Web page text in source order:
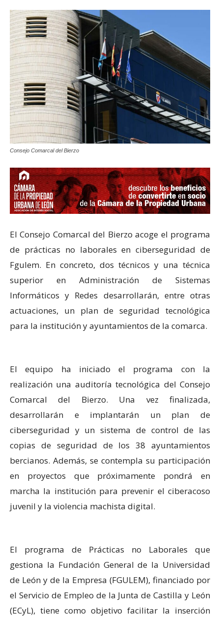
Consejo Comarcal del Bierzo
El Consejo Comarcal del Bierzo acoge el programa
de prácticas no laborales en ciberseguridad de
Fgulem. En concreto, dos técnicos y una técnica
superior en Administración de Sistemas
Informáticos y Redes desarrollarán, entre otras
actuaciones, un plan de seguridad tecnológica
para la institución y ayuntamientos de la comarca.
El equipo ha iniciado el programa con la
realización una auditoría tecnológica del Consejo
Comarcal del Bierzo. Una vez finalizada,
desarrollarán e implantarán un plan de
ciberseguridad y un sistema de control de las
copias de seguridad de los 38 ayuntamientos
bercianos. Además, se contempla su participación
en proyectos que próximamente pondrá en
marcha la institución para prevenir el ciberacoso
juvenil y la violencia machista digital.
El programa de Prácticas no Laborales que
gestiona la Fundación General de la Universidad
de León y de la Empresa (FGULEM), financiado por
el Servicio de Empleo de la Junta de Castilla y León
(ECyL), tiene como objetivo facilitar la inserción